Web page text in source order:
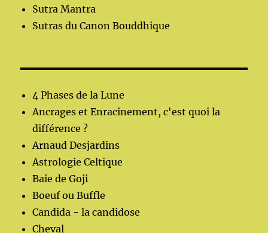
Sutra Mantra
Sutras du Canon Bouddhique
4 Phases de la Lune
Ancrages et Enracinement, c'est quoi la
différence ?
Arnaud Desjardins
Astrologie Celtique
Baie de Goji
Boeuf ou Buffle
Candida - la candidose
Cheval